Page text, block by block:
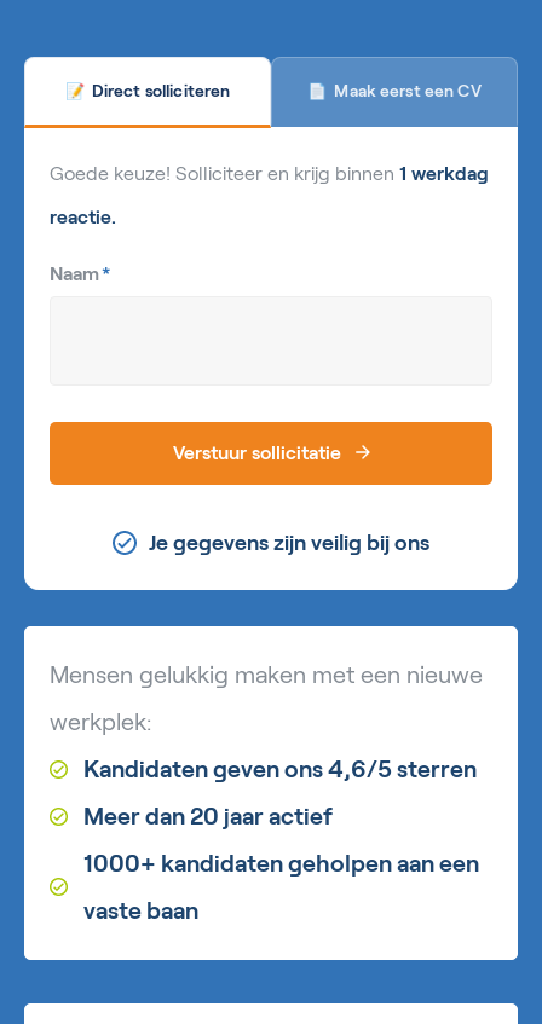
📝 Direct solliciteren 📄 Maak eerst een CV
Goede keuze! Solliciteer en krijg binnen 1 werkdag
reactie.
Naam*
Verstuur sollicitatie
Je gegevens zijn veilig bij ons
Mensen gelukkig maken met een nieuwe
werkplek:
Kandidaten geven ons 4,6/5 sterren
Meer dan 20 jaar actief
1000+ kandidaten geholpen aan een
vaste baan